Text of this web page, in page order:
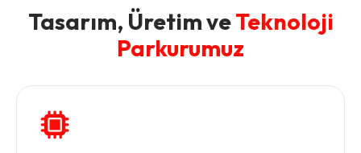
Tasarım, Üretim veTeknoloji
Parkurumuz